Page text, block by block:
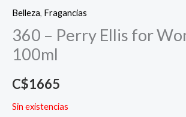
Belleza, Fragancias
360 – Perry Ellis for
100ml
C$1665
Sin existencias